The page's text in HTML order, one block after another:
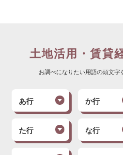
土地活用・賃貸
お調べになりたい用語の頭文字
あ行 か行
た行 な行